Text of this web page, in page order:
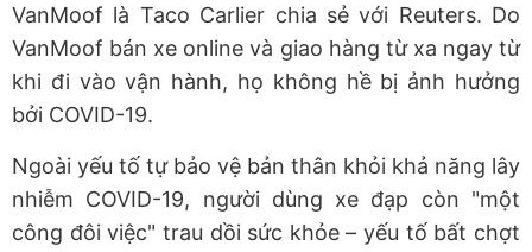
VanMoof là Taco Carlier chia sẻ với Reuters. Do
VanMoof bán xe online và giao hàng từ xa ngay từ
khi đi vào vận hành, họ không hề bị ảnh hưởng
bởi COVID-19.
Ngoài yếu tố tự bảo vệ bản thân khỏi khả năng lây
nhiễm COVID-19, người dùng xe đạp còn "một
công đôi việc" trau dồi sức khỏe – yếu tố bất chợt